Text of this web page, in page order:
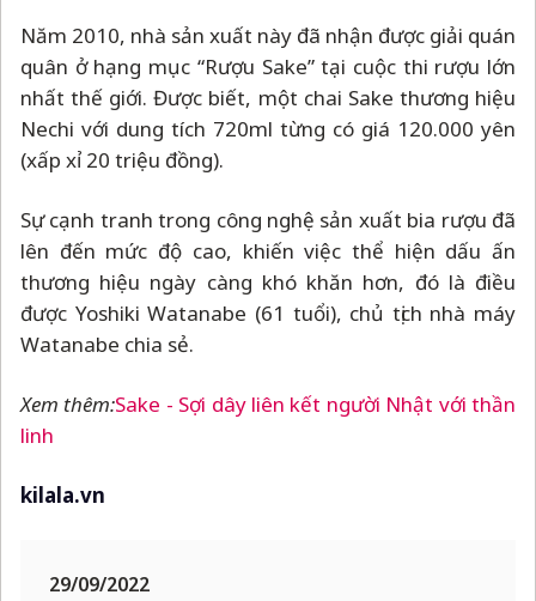
Năm 2010, nhà sản xuất này đã nhận được giải quán
quân ở hạng mục “Rượu Sake” tại cuộc thi rượu lớn
nhất thế giới. Được biết, một chai Sake thương hiệu
Nechi với dung tích 720ml từng có giá 120.000 yên
(xấp xỉ 20 triệu đồng).
Sự cạnh tranh trong công nghệ sản xuất bia rượu đã
lên đến mức độ cao, khiến việc thể hiện dấu ấn
thương hiệu ngày càng khó khăn hơn, đó là điều
được Yoshiki Watanabe (61 tuổi), chủ tịch nhà máy
Watanabe chia sẻ.
Xem thêm:Sake - Sợi dây liên kết người Nhật với thần
linh
kilala.vn
29/09/2022